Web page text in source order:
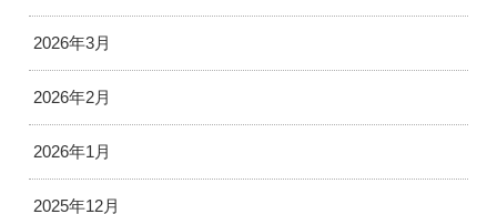
2026年3月
2026年2月
2026年1月
2025年12月